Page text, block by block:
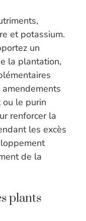
et potassium.
un
la plantation,
ou le purin
renforcer la
les excès
de la
plants